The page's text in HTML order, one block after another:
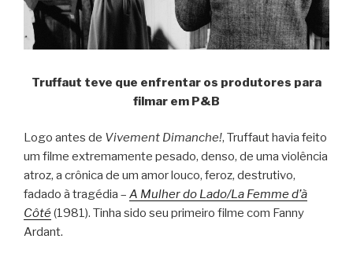
Truffaut teve que enfrentar os produtores para
filmar em P&B
Logo antes de Vivement Dimanche!, Truffaut havia feito
um filme extremamente pesado, denso, de uma violência
atroz, a crônica de um amor louco, feroz, destrutivo,
fadado à tragédia – A Mulher do Lado/La Femme d’à
Côté(1981). Tinha sido seu primeiro filme com Fanny
Ardant.